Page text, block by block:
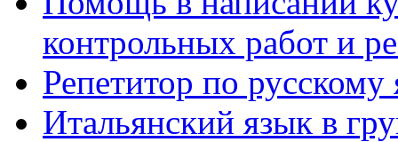
контрольных работ и
Репетитор по русскому
Итальянский язык в